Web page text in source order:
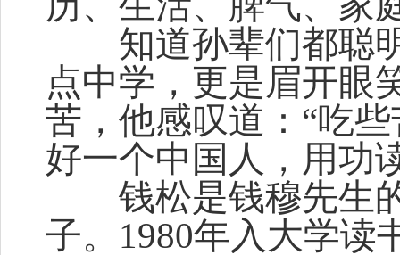
知道孙辈们都聪明
点中学，更是眉开眼
苦，他感叹道：“吃
好一个中国人，用功
钱松是钱穆先生的
子。1980年入大学读